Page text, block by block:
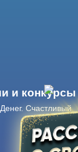
и конкурсы
Счастливый